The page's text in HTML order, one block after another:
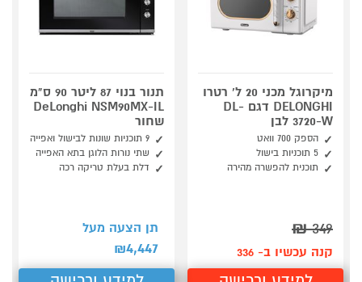
מיקרוגל מכני 20 ל' רטרו
DELONGHI דגם DL-
3720-W לבן
הספק 700 וואט
5 תוכניות בישול
תוכנית להפשרה מהירה
349
₪
קנה עכשיו ב- 336
תנור בנוי 87 ליטר 90 ס"מ
DeLonghi NSM90MX-IL
שחור
9 תוכניות שונות לבישול ואפייה
שתי נורות הלוגן בתא האפייה
דלת בעלת טריקה רכה
תן הצעה מעל
₪4,447